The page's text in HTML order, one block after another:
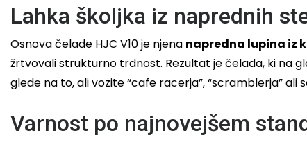
Lahka školjka iz naprednih
Osnova čelade HJC V10 je njena napredna lupina iz
žrtvovali strukturno trdnost. Rezultat je čelada, ki na
glede na to, ali vozite “cafe racerja”, “scramblerja” ali
Varnost po najnovejšem